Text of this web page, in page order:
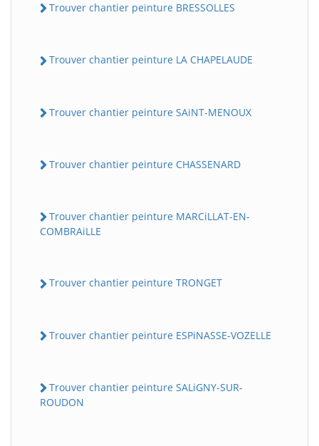
Trouver chantier peinture BRESSOLLES
Trouver chantier peinture LA CHAPELAUDE
Trouver chantier peinture SAiNT-MENOUX
Trouver chantier peinture CHASSENARD
Trouver chantier peinture MARCiLLAT-EN-
COMBRAiLLE
Trouver chantier peinture TRONGET
Trouver chantier peinture ESPiNASSE-VOZELLE
Trouver chantier peinture SALiGNY-SUR-
ROUDON